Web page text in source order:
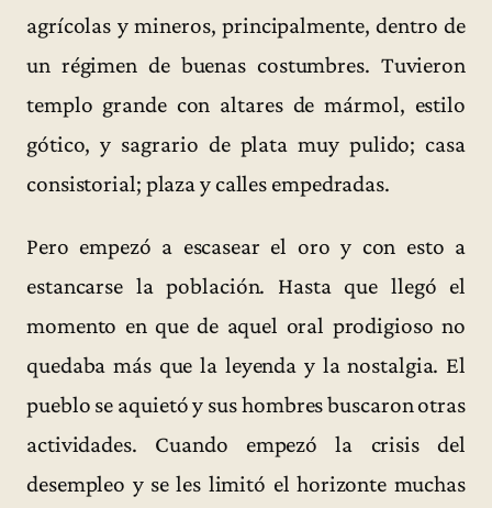
agrícolas y mineros, principalmente, dentro de
un régimen de buenas costumbres. Tuvieron
templo grande con altares de mármol, estilo
gótico, y sagrario de plata muy pulido; casa
consistorial; plaza y calles empedradas.
Pero empezó a escasear el oro y con esto a
estancarse la población. Hasta que llegó el
momento en que de aquel oral prodigioso no
quedaba más que la leyenda y la nostalgia. El
pueblo se aquietó y sus hombres buscaron otras
actividades. Cuando empezó la crisis del
desempleo y se les limitó el horizonte muchas